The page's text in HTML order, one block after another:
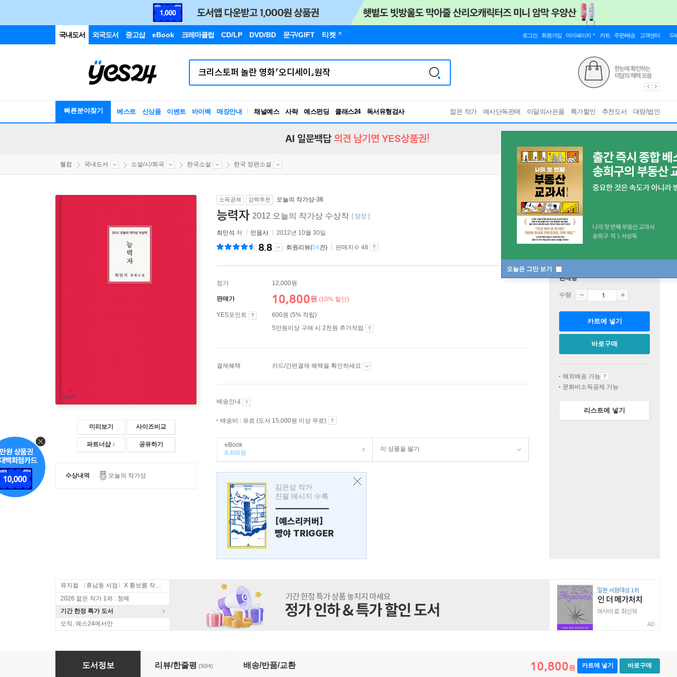
국내도서 외국도서 중고샵 eBook 크레마클럽 CD/LP DVD/BD 문구/GIFT 티켓 로그인 회원가입 마이페이지 카트 주문/배송 고객센터
빠른분야찾기 베스트 신상품 이벤트 바이백 매장안내 채널예스 사락 예스펀딩 클래스24
독서유형검사
RBTI Lab
젊은 작가 예사단독판매 이달의사은품 특가할인 추천도서 대량/법인
오늘은 그만 보기
AI 일문백답 의견 남기면 YES상품권!
웰컴 국내도서 소설/시/희곡 한국소설 한국 장편소설
미리보기 사이즈비교
파트너샵 공유하기
수상내역 오늘의 작가상
소득공제 강력추천 오늘의 작가상-36
능력자 2012 오늘의 작가상 수상작 [ 양장 ]
최민석 저 민음사 2012년 10월 30일
8.8 회원리뷰(54건) 판매지수 48
정가 12,000원
판매가 10,800원 (10% 할인)
YES포인트
600원 (5% 적립)
5만원이상 구매 시 2천원 추가적립
결제혜택 카드/간편결제 혜택을 확인하세요
배송안내
배송비 : 유료 (도서 15,000원 이상 무료)
eBook
8,400원
이 상품을 팔기
김은성 작가
친필 메시지 수록
---------------
[예스리커버]
빵야 TRIGGER
판매중
수량
카트에 넣기
바로구매
해외배송 가능
문화비소득공제 가능
리스트에 넣기
뮤지컬 〈휴남동 서점〉X 황보름 작가 북토크
2026 젊은 작가 1위 : 청예
기간 한정 특가 도서
오직, 예스24에서만
AD
도서정보 리뷰/한줄평 (50/4) 배송/반품/교환 10,800원 카트에 넣기 바로구매